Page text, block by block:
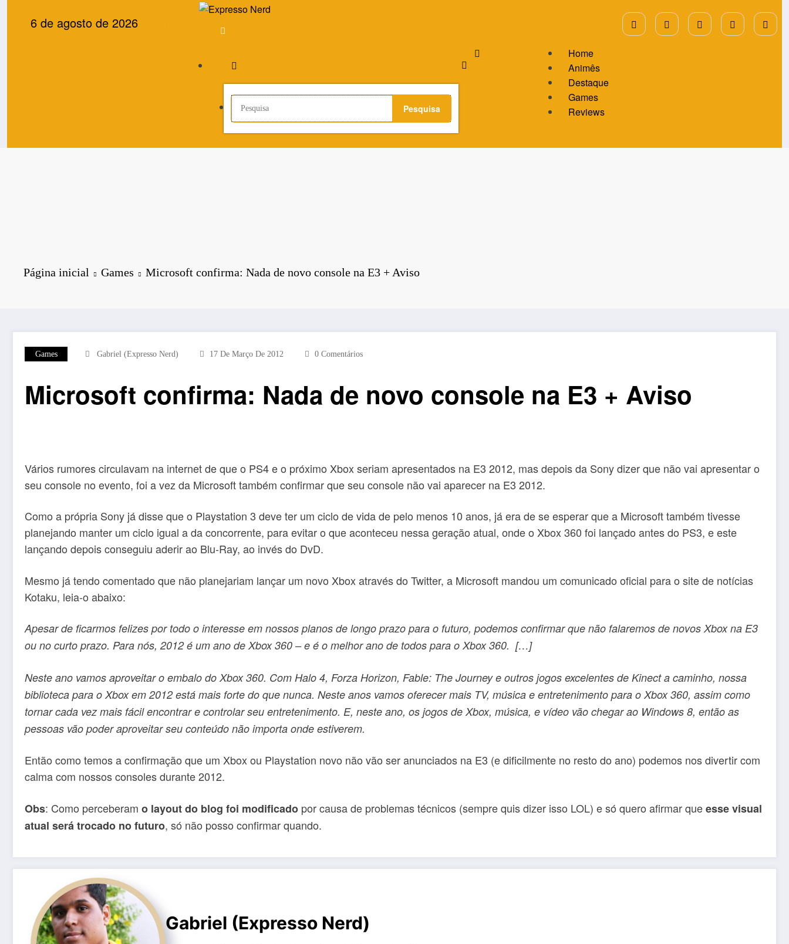
6 de agosto de 2026
Home
Animês
Destaque
Games
Reviews
Página inicial Games Microsoft confirma: Nada de novo console na E3 + Aviso
Games Gabriel (Expresso Nerd) 17 De Março De 2012 0 Comentários
Microsoft confirma: Nada de novo console na E3 + Aviso
Vários rumores circulavam na internet de que o PS4 e o próximo Xbox seriam apresentados na E3 2012, mas depois da Sony dizer que não vai apresentar o
seu console no evento, foi a vez da Microsoft também confirmar que seu console não vai aparecer na E3 2012.
Como a própria Sony já disse que o Playstation 3 deve ter um ciclo de vida de pelo menos 10 anos, já era de se esperar que a Microsoft também tivesse
planejando manter um ciclo igual a da concorrente, para evitar o que aconteceu nessa geração atual, onde o Xbox 360 foi lançado antes do PS3, e este
lançando depois conseguiu aderir ao Blu-Ray, ao invés do DvD.
Mesmo já tendo comentado que não planejariam lançar um novo Xbox através do Twitter, a Microsoft mandou um comunicado oficial para o site de notícias
Kotaku, leia-o abaixo:
Apesar de ficarmos felizes por todo o interesse em nossos planos de longo prazo para o futuro, podemos confirmar que não falaremos de novos Xbox na E3
ou no curto prazo. Para nós, 2012 é um ano de Xbox 360 – e é o melhor ano de todos para o Xbox 360. […]
Neste ano vamos aproveitar o embalo do Xbox 360. Com Halo 4, Forza Horizon, Fable: The Journey e outros jogos excelentes de Kinect a caminho, nossa
biblioteca para o Xbox em 2012 está mais forte do que nunca. Neste anos vamos oferecer mais TV, música e entretenimento para o Xbox 360, assim como
tornar cada vez mais fácil encontrar e controlar seu entretenimento. E, neste ano, os jogos de Xbox, música, e vídeo vão chegar ao Windows 8, então as
pessoas vão poder aproveitar seu conteúdo não importa onde estiverem.
Então como temos a confirmação que um Xbox ou Playstation novo não vão ser anunciados na E3 (e dificilmente no resto do ano) podemos nos divertir com
calma com nossos consoles durante 2012.
Obs: Como perceberam o layout do blog foi modificado por causa de problemas técnicos (sempre quis dizer isso LOL) e só quero afirmar queesse visual
atual será trocado no futuro, só não posso confirmar quando.
Gabriel (Expresso Nerd)